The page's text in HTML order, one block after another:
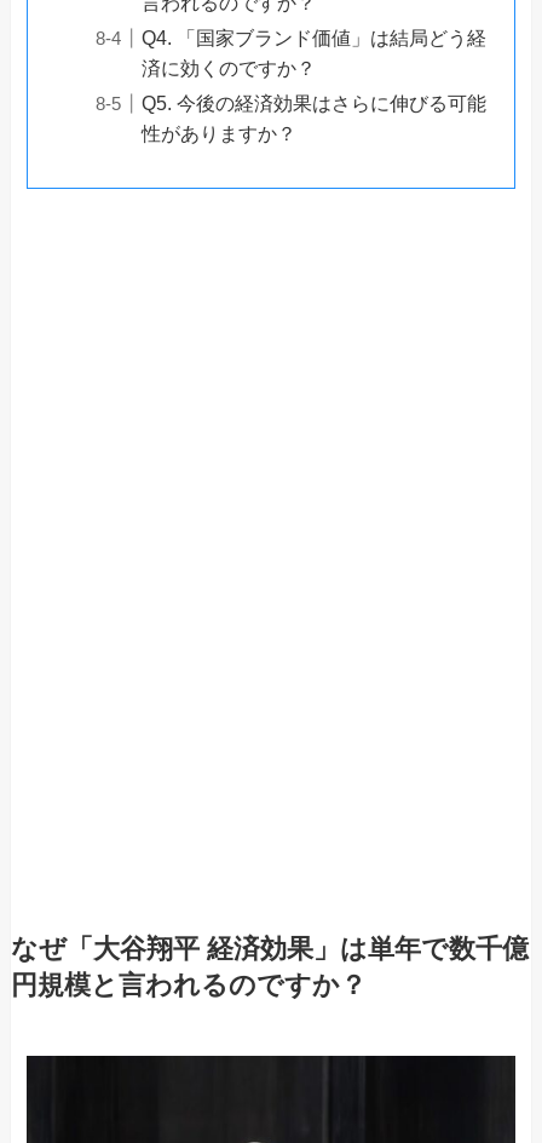
Q4. 「国家ブランド価値」は結局どう経
済に効くのですか？
Q5. 今後の経済効果はさらに伸びる可能
性がありますか？
なぜ「大谷翔平 経済効果」は単年で数千億
円規模と言われるのですか？